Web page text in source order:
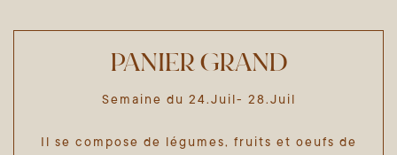
PANIER GRAND
Semaine du 24.Juil- 28.Juil
Il se compose de légumes, fruits et oeufs de